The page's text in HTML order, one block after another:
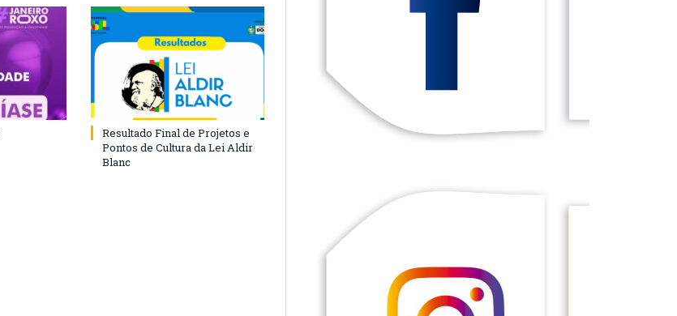
Resultado Final de Projetos e
Pontos de Cultura da Lei Aldir
Blanc